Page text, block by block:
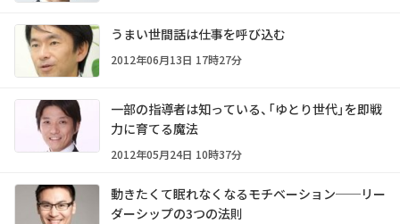
うまい世間話は仕事を呼び込む
2012年06月13日 17時27分
一部の指導者は知っている、「ゆとり世代」を即戦
力に育てる魔法
2012年05月24日 10時37分
動きたくて眠れなくなるモチベーション──リー
ダーシップの3つの法則